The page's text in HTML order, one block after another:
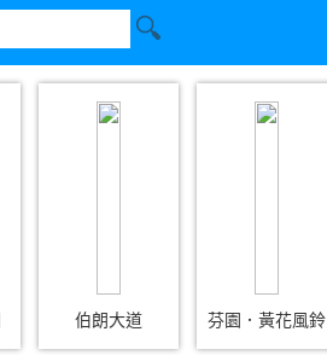
伯朗大道 芬園．黃花風鈴